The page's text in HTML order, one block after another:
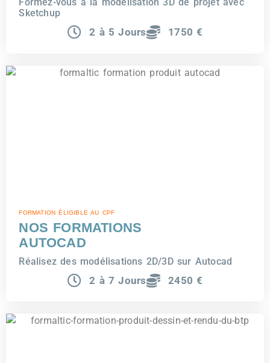
Formez-vous à la modélisation 3D de projet avec
Sketchup
2 à 5 Jours 1750 €
FORMATION ÉLIGIBLE AU CPF
NOS FORMATIONS
AUTOCAD
Réalisez des modélisations 2D/3D sur Autocad
2 à 7 Jours 2450 €